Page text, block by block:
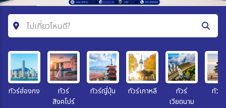
ไปเที่ยวไหนดี?
ค้นหาโปรแกรมทัวร์
คำค้นหา
ทัวร์ฮ่องกง
ทัวร์
สิงคโปร์
ทัวร์ญี่ปุ่น ทัวร์เกาหลี
ทัวร์
เวียดนาม
ทัวร์